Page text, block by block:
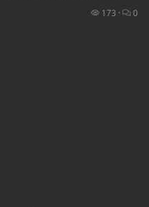
173 0